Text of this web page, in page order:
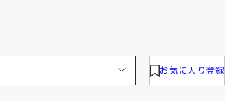
お気に入り登録